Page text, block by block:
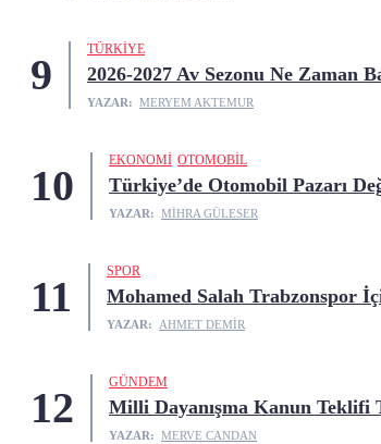
9
TÜRKIYE
2026-2027 Av Sezonu Ne Zaman
YAZAR: MERYEM AKTEMUR
10
EKONOMI OTOMOBIL
Türkiye’de Otomobil Pazarı
YAZAR: MIHRA GÜLESER
11
SPOR
Mohamed Salah Trabzonspor
YAZAR: AHMET DEMIR
12
GÜNDEM
Milli Dayanışma Kanun Teklifi
YAZAR: MERVE CANDAN